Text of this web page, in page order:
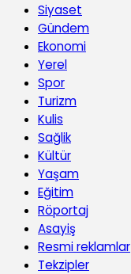
Siyaset
Gündem
Ekonomi
Yerel
Spor
Turizm
Kulis
Sağlik
Kültür
Yaşam
Eğitim
Röportaj
Asayiş
Resmi reklamlar
Tekzipler